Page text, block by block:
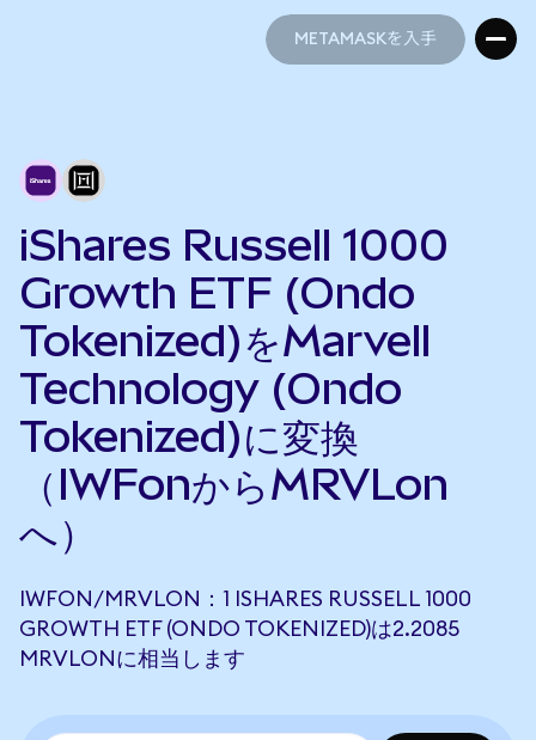
METAMASKを入手
iShares Russell 1000
Growth ETF (Ondo
Tokenized)をMarvell
Technology (Ondo
Tokenized)に変換
（IWFonからMRVLon
へ）
IWFON/MRVLON：1 ISHARES RUSSELL 1000
GROWTH ETF (ONDO TOKENIZED)は2.2085
MRVLONに相当します